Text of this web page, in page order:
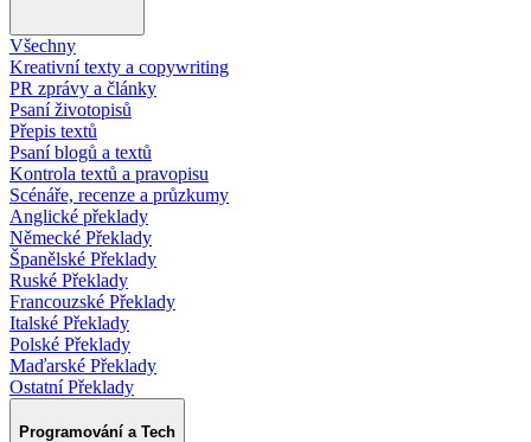
Všechny
Kreativní texty a copywriting
PR zprávy a články
Psaní životopisů
Přepis textů
Psaní blogů a textů
Kontrola textů a pravopisu
Scénáře, recenze a průzkumy
Anglické překlady
Německé Překlady
Španělské Překlady
Ruské Překlady
Francouzské Překlady
Italské Překlady
Polské Překlady
Maďarské Překlady
Ostatní Překlady
Programování a Tech